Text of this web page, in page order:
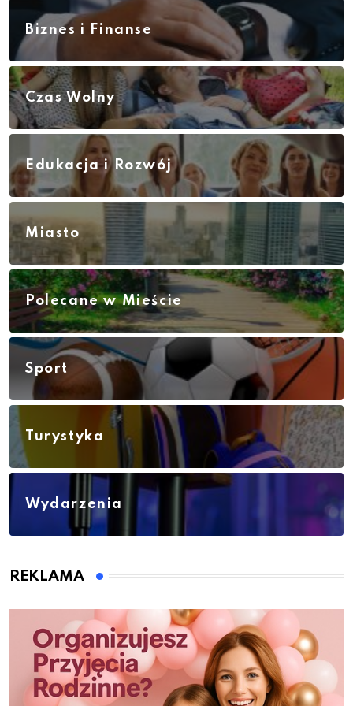
Biznes i Finanse
Czas Wolny
Edukacja i Rozwój
Miasto
Polecane w Mieście
Sport
Turystyka
Wydarzenia
REKLAMA